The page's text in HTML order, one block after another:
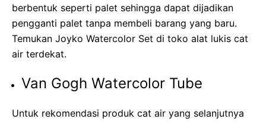
berbentuk seperti palet sehingga dapat dijadikan
pengganti palet tanpa membeli barang yang baru.
Temukan Joyko Watercolor Set di toko alat lukis cat
air terdekat.
Van Gogh Watercolor Tube
Untuk rekomendasi produk cat air yang selanjutnya